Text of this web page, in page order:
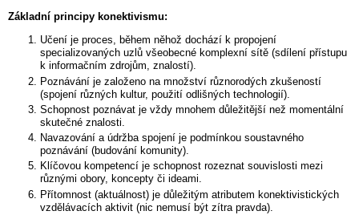
Základní principy konektivismu:
Učení je proces, během něhož dochází k propojení
specializovaných uzlů všeobecné komplexní sítě (sdílení přístupu
k informačním zdrojům, znalostí).
Poznávání je založeno na množství různorodých zkušeností
(spojení různých kultur, použití odlišných technologií).
Schopnost poznávat je vždy mnohem důležitější než momentální
skutečné znalosti.
Navazování a údržba spojení je podmínkou soustavného
poznávání (budování komunity).
Klíčovou kompetencí je schopnost rozeznat souvislosti mezi
různými obory, koncepty či ideami.
Přítomnost (aktuálnost) je důležitým atributem konektivistických
vzdělávacích aktivit (nic nemusí být zítra pravda).